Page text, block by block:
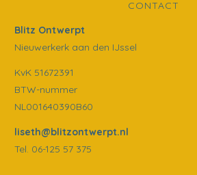
CONTACT
Blitz Ontwerpt
Nieuwerkerk aan den IJssel
KvK 51672391
BTW-nummer
NL001640390B60
liseth@blitzontwerpt.nl
Tel. 06-125 57 375